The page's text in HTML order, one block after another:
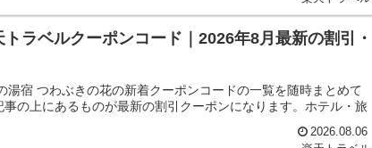
ラベルクーポンコード｜2026年8月最新の割引・
宿 つわぶきの花の新着クーポンコードの一覧を随時まとめて
の上にあるものが最新の割引クーポンになります。ホテル・旅
2026.08.06